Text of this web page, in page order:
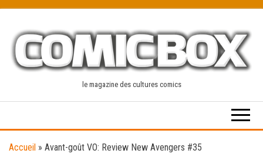
content
le magazine des cultures comics
Accueil » Avant-goût VO: Review New Avengers #35